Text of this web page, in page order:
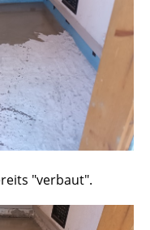
"verbaut".